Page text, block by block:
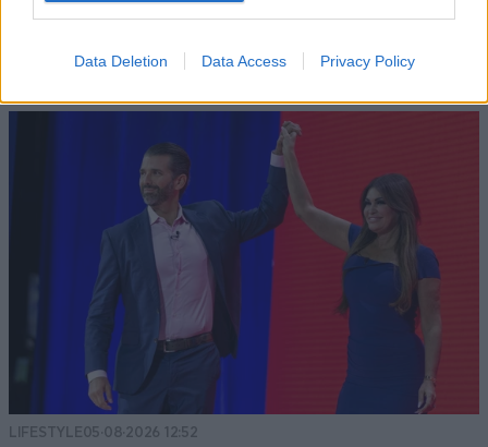
Data Deletion Data Access Privacy Policy
Σαν σήμερα 6 Αυγούστου: Πεθαίνει η Ρίτα
Σακελλαρίου, η λαϊκή ντίβα που έκανε τη ζωή
LIFESTYLE05·08·2026 12:52